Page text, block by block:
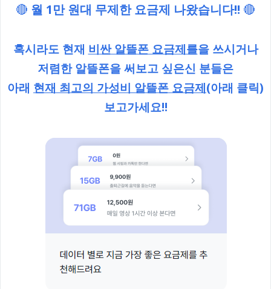
🔴 월 1만 원대 무제한 요금제 나왔습니다!! 🔴
혹시라도 현재 비싼 알뜰폰 요금제를을 쓰시거나
저렴한 알뜰폰을 써보고 싶은신 분들은
아래 현재 최고의 가성비 알뜰폰 요금제(아래 클릭)
보고가세요!!